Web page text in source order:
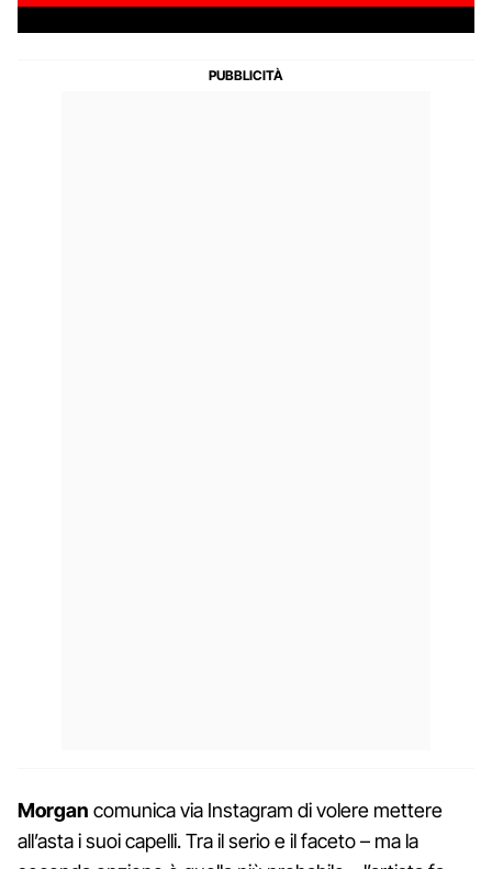
Morgan comunica via Instagram di volere mettere
all’asta i suoi capelli. Tra il serio e il faceto – ma la